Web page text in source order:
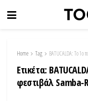
Home Tag BATUCALDA: To 1ο
Ετικέτα:
φεστιβάλ Samba-